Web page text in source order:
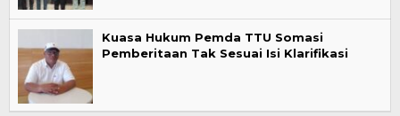
Kuasa Hukum Pemda TTU Somasi
Pemberitaan Tak Sesuai Isi Klarifikasi